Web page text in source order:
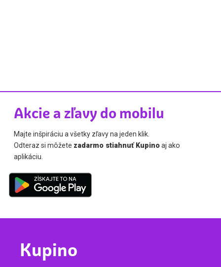
Akcie a zľavy do mobilu
Majte inšpiráciu a všetky zľavy na jeden klik.
Odteraz si môžete zadarmo stiahnuť Kupinoaj ako
aplikáciu.
Kupino